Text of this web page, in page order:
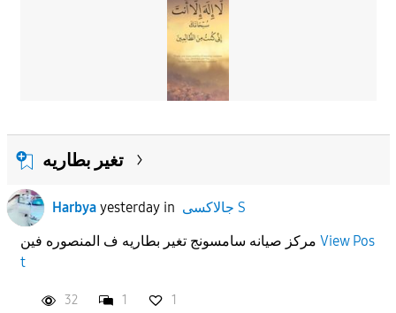
تغير بطاريه
Harbya yesterdayin
جالاكسى S
View Pos
t
32 1 1